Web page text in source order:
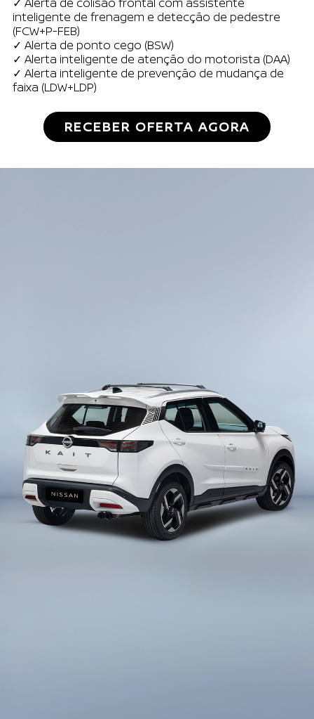
✓ Alerta de colisão frontal com assistente
inteligente de frenagem e detecção de pedestre
(FCW+P-FEB)
✓ Alerta de ponto cego (BSW)
✓ Alerta inteligente de atenção do motorista (DAA)
✓ Alerta inteligente de prevenção de mudança de
faixa (LDW+LDP)
RECEBER OFERTA AGORA